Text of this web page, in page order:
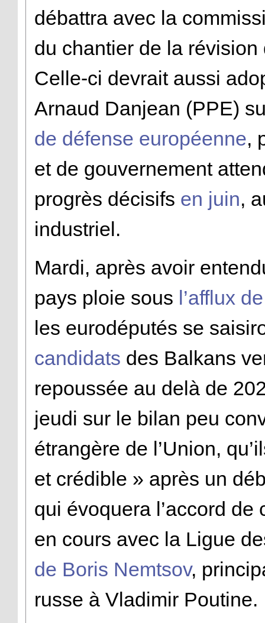
débattra avec la
du chantier de la
Celle-ci devrait aussi
Arnaud Danjean (PPE)
de défense européenne,
et de gouvernement
progrès décisifs en juin,
industriel.
Mardi, après avoir
pays ploie sous l’afflux
les eurodéputés se
candidats des Balkans
repoussée au delà de
jeudi sur le bilan peu
étrangère de l’Union,
et crédible » après un
qui évoquera l’accord
en cours avec la Ligue
de Boris Nemtsov,
russe à Vladimir Poutine.